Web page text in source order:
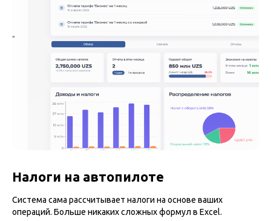
Налоги на автопилоте
Система сама рассчитывает налоги на основе ваших
операций. Больше никаких сложных формул в Excel.